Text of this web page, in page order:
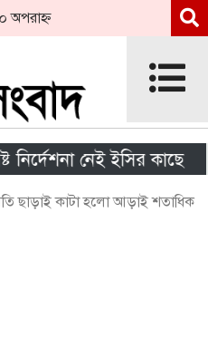
অপরাহ্ন
নেই ইসির কাছে
ছাড়াই কাটা হলো আড়াই শতাধিক